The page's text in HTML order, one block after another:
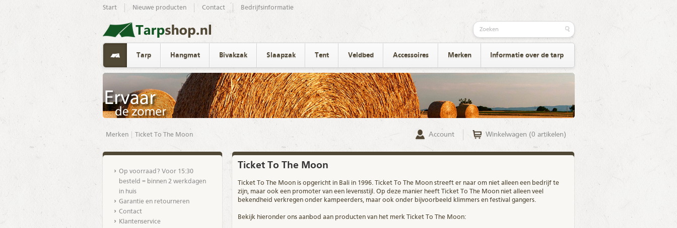
Start Nieuwe producten Contact Bedrijfsinformatie
Tarp Hangmat Bivakzak Slaapzak Tent Veldbed Accessoires Merken Informatie over de tarp
Merken Ticket To The Moon Account Winkelwagen (0 artikelen)
Op voorraad? Voor 15:30
besteld = binnen 2 werkdagen
in huis
Garantie en retourneren
Contact
Klantenservice
Ticket To The Moon
Ticket To The Moon is opgericht in Bali in 1996. Ticket To The Moon streeft er naar om niet alleen een bedrijf te
zijn, maar ook een promoter van een levensstijl. Op deze manier heeft Ticket To The Moon niet alleen veel
bekendheid verkregen onder kampeerders, maar ook onder bijvoorbeeld klimmers en festival gangers.
Bekijk hieronder ons aanbod aan producten van het merkTicket To The Moon: